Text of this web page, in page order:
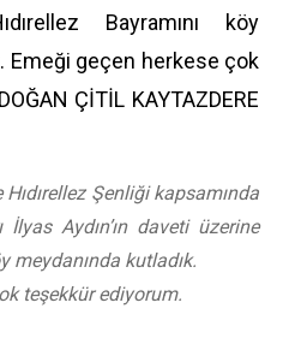
Bayramını köy
Emeği geçen herkese çok
ÇİTİL KAYTAZDERE
Şenliği kapsamında
Aydın’ın daveti üzerine
meydanında kutladık.
teşekkür ediyorum.